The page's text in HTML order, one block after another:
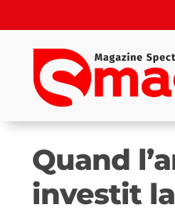
Quand
investit